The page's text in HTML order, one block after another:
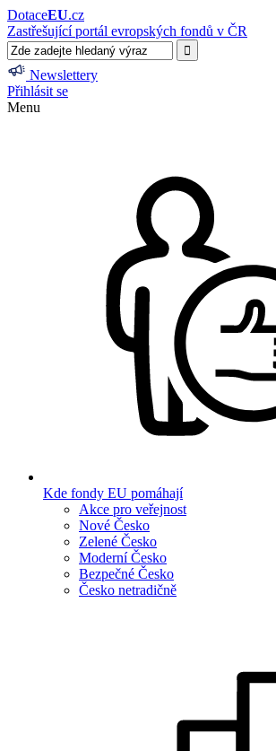
DotaceEU.cz
Zastřešující portál evropských fondů v ČR
Newslettery
Přihlásit se
Menu
Kde fondy EU pomáhají
Akce pro veřejnost
Nové Česko
Zelené Česko
Moderní Česko
Bezpečné Česko
Česko netradičně